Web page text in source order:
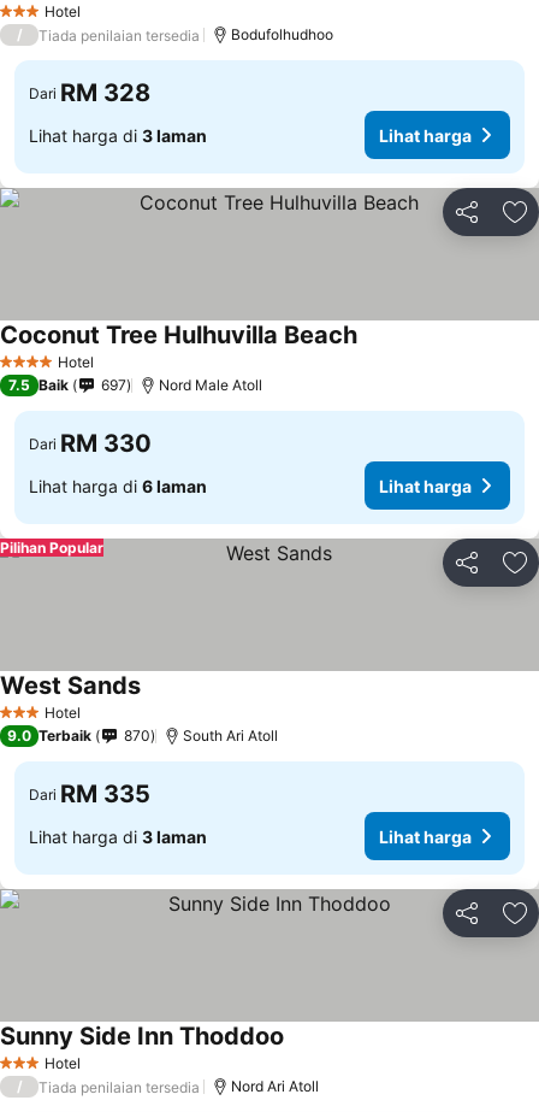
3 BintangHotel
/ Tiada penilaian tersedia Bodufolhudhoo
Dari RM 328
Lihat harga di 3 laman Lihat harga
Kongsi
4 BintangHotel
Coconut Tree Hulhuvilla BeachLihat harga
7.5 Baik 697 Nord Male Atoll
Dari RM 330
Lihat harga di 6 laman Lihat harga
Kongsi
Pilihan Popular
3 BintangHotel
West SandsLihat harga
9.0 Terbaik 870 South Ari Atoll
Dari RM 335
Lihat harga di 3 laman Lihat harga
Kongsi
3 BintangHotel
Sunny Side Inn Thoddoo
/ Tiada penilaian tersedia Nord Ari Atoll